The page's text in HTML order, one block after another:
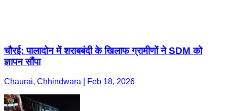
चौरई: पालादोन में शराबबंदी के खिलाफ ग्रामीणों ने SDM को
ज्ञापन सौंपा
Chaurai, Chhindwara | Feb 18, 2026